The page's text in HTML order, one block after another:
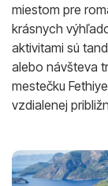
miestom pre
krásnych
aktivitami sú
alebo návšteva
mestečku
vzdialenej